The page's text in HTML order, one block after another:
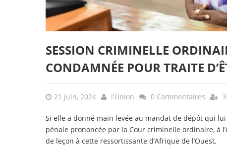
SESSION CRIMINELLE
CONDAMNÉE POUR TRAITE
21 juin, 2024 l'Union 0 Commentaires
Si elle a donné main levée au mandat de dépôt qui
pénale prononcée par la Cour criminelle ordinaire, à
de leçon à cette ressortissante d’Afrique de l’Ouest.